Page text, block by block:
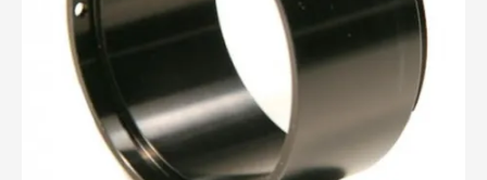
Accessoires pour montures
Têtes
Pièces détachées